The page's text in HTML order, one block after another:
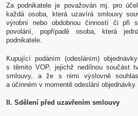
Za podnikatele je považován mj. pro
každá osoba, která uzavírá smlouvy
výrobní nebo obdobnou činností či při
povolání, popřípadě osoba, která
podnikatele.
Kupující podáním (odesláním)
s těmito VOP, jejichž nedílnou součást
smlouvy, a že s nimi výslovně
a účinném v momentě odeslání objednávky.
II. Sdělení před uzavřením smlouvy